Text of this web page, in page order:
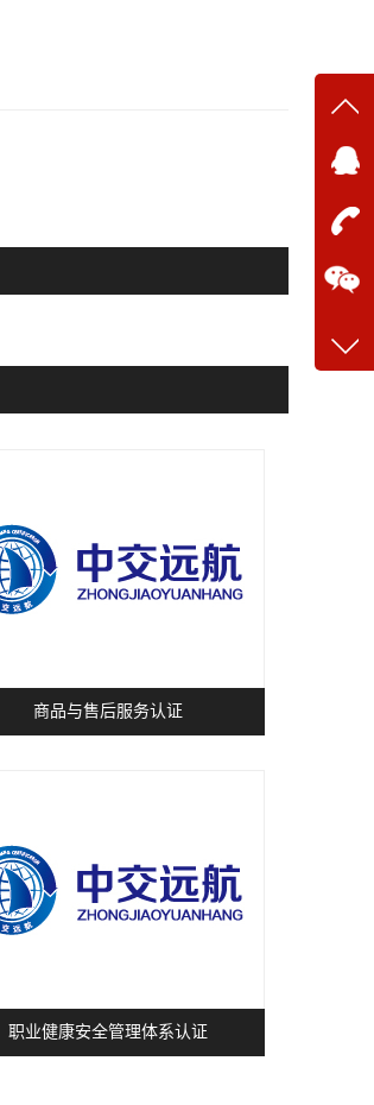
商品与售后服务认证
职业健康安全管理体系认证
在线
在
咨询
客服